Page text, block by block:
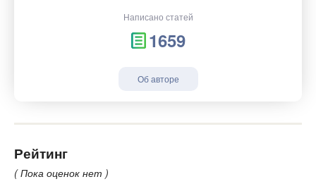
Написано статей
1659
Об авторе
Рейтинг
( Пока оценок нет )